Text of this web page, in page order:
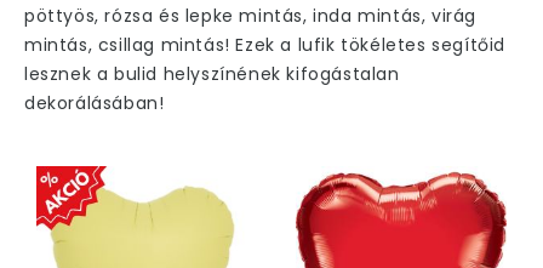
pöttyös, rózsa és lepke mintás, inda mintás, virág
mintás, csillag mintás! Ezek a lufik tökéletes segítőid
lesznek a bulid helyszínének kifogástalan
dekorálásában!